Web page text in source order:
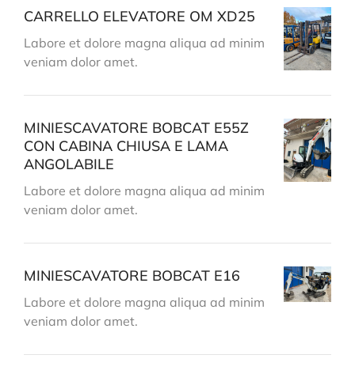
CARRELLO ELEVATORE OM XD25
Labore et dolore magna aliqua ad minim
veniam dolor amet.
MINIESCAVATORE BOBCAT E55Z
CON CABINA CHIUSA E LAMA
ANGOLABILE
Labore et dolore magna aliqua ad minim
veniam dolor amet.
MINIESCAVATORE BOBCAT E16
Labore et dolore magna aliqua ad minim
veniam dolor amet.